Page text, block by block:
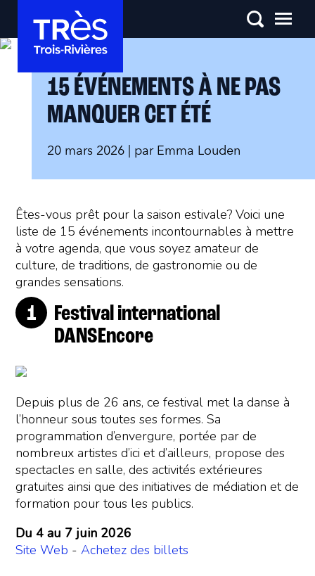
15 ÉVÉNEMENTS À NE PAS
MANQUER CET ÉTÉ
20 mars 2026 | par Emma Louden
Êtes-vous prêt pour la saison estivale? Voici une
liste de 15 événements incontournables à mettre
à votre agenda, que vous soyez amateur de
culture, de traditions, de gastronomie ou de
grandes sensations.
Festival international
DANSEncore
Depuis plus de 26 ans, ce festival met la danse à
l’honneur sous toutes ses formes. Sa
programmation d’envergure, portée par de
nombreux artistes d’ici et d’ailleurs, propose des
spectacles en salle, des activités extérieures
gratuites ainsi que des initiatives de médiation et de
formation pour tous les publics.
Du 4 au 7 juin 2026
Site Web -Achetez des billets